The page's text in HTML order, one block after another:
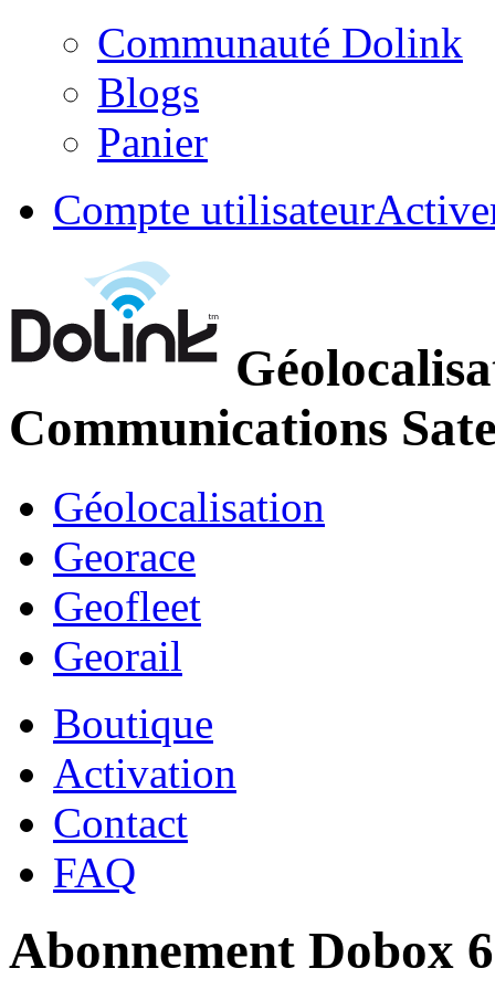
Communauté Dolink
Blogs
Panier
Compte utilisateur
Communications
Géolocalisation
Georace
Geofleet
Georail
Boutique
Activation
Contact
FAQ
Abonnement Dobox